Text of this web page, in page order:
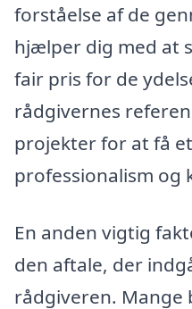
forståelse af de
hjælper dig med at
fair pris for de
rådgivernes
projekter for at få
professionalism og
En anden vigtig
den aftale, der
rådgiveren.